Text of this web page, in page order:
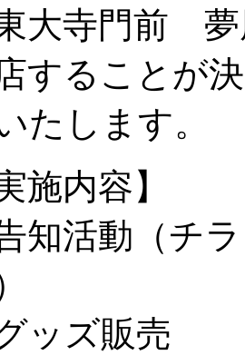
東大寺門前
することが
たします。
施内容】
知活動（チ
ッズ販売